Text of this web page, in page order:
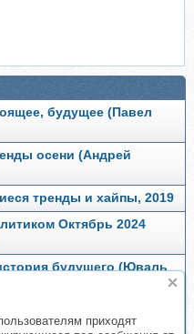
приходят
будущее (Павел
осени (Андрей
тренды и хайпы, 2019
Октябрь 2024
будущего (Юваль
Перепрошивка вашего